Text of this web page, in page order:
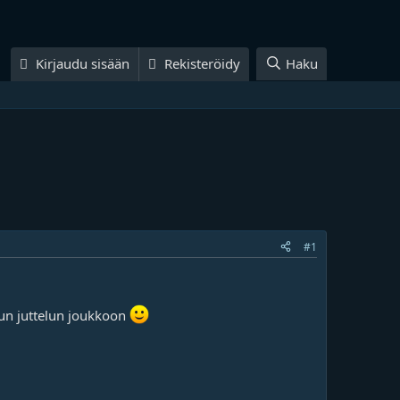
Kirjaudu sisään Rekisteröidy Haku
#1
juttelun joukkoon